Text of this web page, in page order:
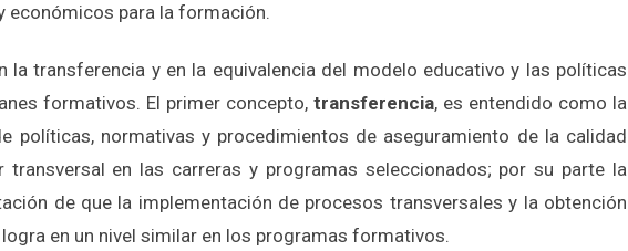
económicos para la formación.
la transferencia y en la equivalencia del modelo educativo y las políticas
formativos. El primer concepto, transferencia, es entendido como la
políticas, normativas y procedimientos de aseguramiento de la calidad
transversal en las carreras y programas seleccionados; por su parte la
de que la implementación de procesos transversales y la obtención
en un nivel similar en los programas formativos.